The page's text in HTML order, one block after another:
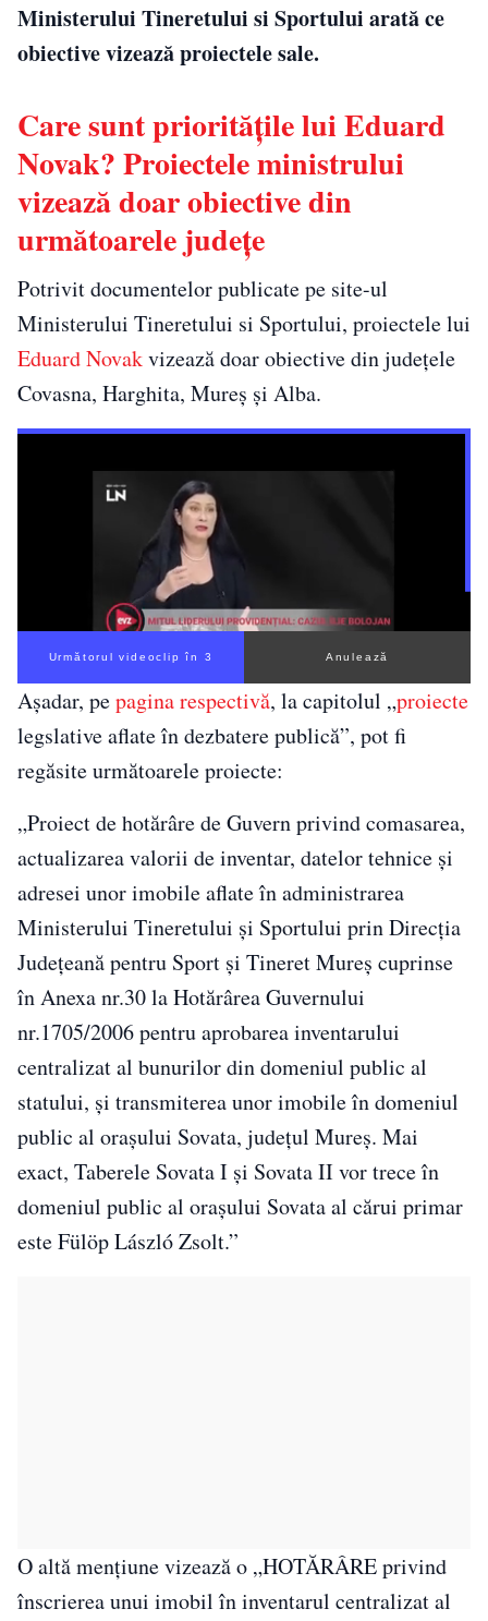
Ministerului Tineretului si Sportului arată ce
obiective vizează proiectele sale.
Care sunt prioritățile lui Eduard
Novak? Proiectele ministrului
vizează doar obiective din
următoarele județe
Potrivit documentelor publicate pe site-ul
Ministerului Tineretului si Sportului, proiectele lui
Eduard Novakvizează doar obiective din județele
Covasna, Harghita, Mureș și Alba.
Următorul videoclip în 3 Anulează
Așadar, pepagina respectivă, la capitolul „proiecte
legslative aflate în dezbatere publică”, pot fi
regăsite următoarele proiecte:
„Proiect de hotărâre de Guvern privind comasarea,
actualizarea valorii de inventar, datelor tehnice și
adresei unor imobile aflate în administrarea
Ministerului Tineretului și Sportului prin Direcția
Județeană pentru Sport și Tineret Mureș cuprinse
în Anexa nr.30 la Hotărârea Guvernului
nr.1705/2006 pentru aprobarea inventarului
centralizat al bunurilor din domeniul public al
statului, și transmiterea unor imobile în domeniul
public al orașului Sovata, județul Mureș. Mai
exact, Taberele Sovata I și Sovata II vor trece în
domeniul public al orașului Sovata al cărui primar
este Fülöp László Zsolt.”
O altă mențiune vizează o „HOTĂRÂRE privind
înscrierea unui imobil în inventarul centralizat al